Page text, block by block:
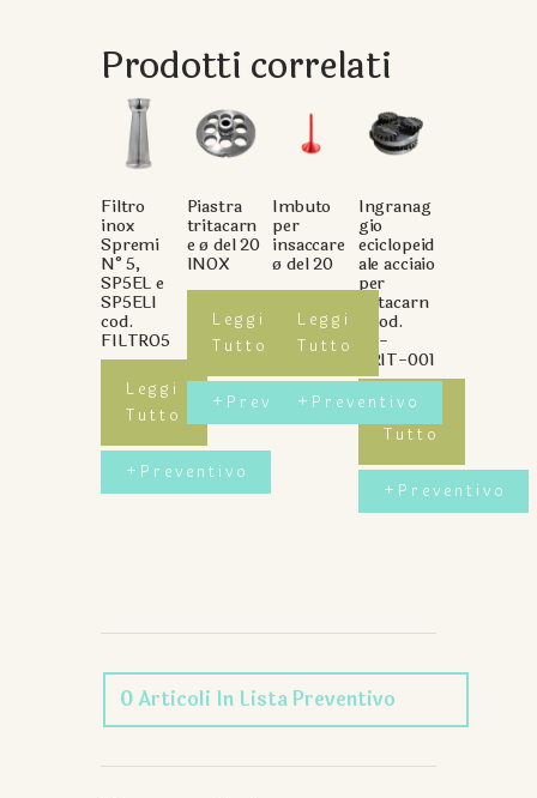
Prodotti correlati
Filtro
inox
Spremi
N°5,
SP5EL e
SP5ELI
cod.
FILTRO5
Leggi
Tutto
+preventivo
Ingranag
gio
eciclopeid
ale acciaio
per
tritacarn
e cod.
SP-
TRIT-001
Leggi
Tutto
+preventivo
Piastra
tritacarn
e ø del 20
INOX
Leggi
Tutto
+preventivo
Imbuto
per
insaccare
ø del 20
Leggi
Tutto
+preventivo
0Articoli In Lista Preventivo